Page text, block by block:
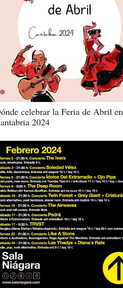
celebrar la Feria de Abril en
2024